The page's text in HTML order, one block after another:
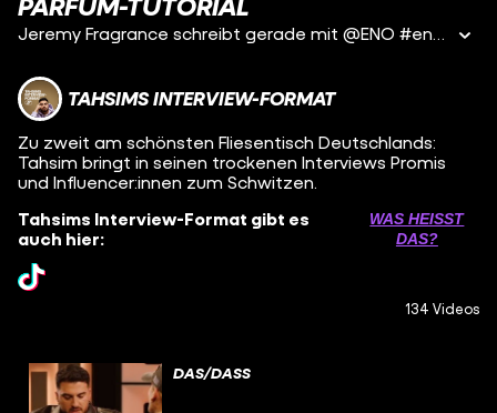
Jeremy Fragrance schreibt gerade mit @ENO #eno #deutschrap #tif #tahsimsinterviewformat #shorts
TAHSIMS INTERVIEW-FORMAT
Zu zweit am schönsten Fliesentisch Deutschlands:
Tahsim bringt in seinen trockenen Interviews Promis
und Influencer:innen zum Schwitzen.
Tahsims Interview-Format gibt es
auch hier:
WAS HEISST D
AS?
134 Videos
DAS/DASS